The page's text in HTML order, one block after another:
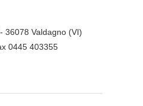
36078 Valdagno (VI)
0445 403355